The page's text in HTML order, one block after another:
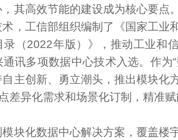
其高效节能的建设成为核心要点
，工信部组织编制了《国家工业
录（2022年版）》，推动工业和
讯多项数据中心技术入选。作为
主创新、勇立潮头，推出模块化
差异化需求和场景化订制，精准赋
块化数据中心解决方案，覆盖楼